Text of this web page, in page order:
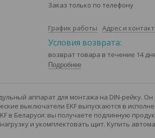
Заказ только по телефону
График работы Адрес и
возврат товара в течение 14
Подробнее
аппарат для монтажа на DIN-рейку.
выключатели EKF выпускаются в
в Беларуси: вы получаете подлинную
и укомплектовать щит. Купить